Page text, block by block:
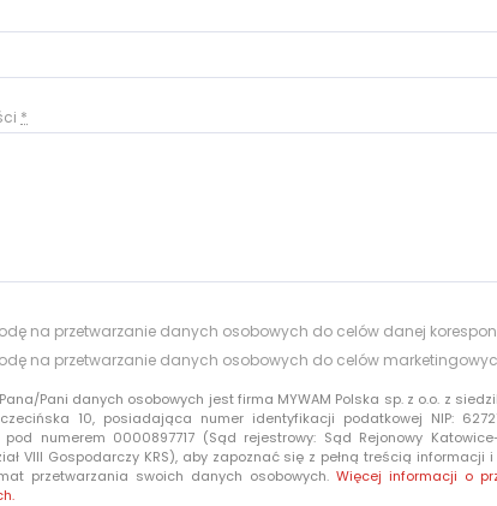
*
na przetwarzanie danych osobowych do celów danej
na przetwarzanie danych osobowych do celów
Pani danych osobowych jest firma MYWAM Polska sp. z o.o. z
10, posiadająca numer identyfikacji podatkowej NIP:
numerem 0000897717 (Sąd rejestrowy: Sąd Rejonowy
VIII Gospodarczy KRS), aby zapoznać się z pełną treścią informacji
przetwarzania swoich danych osobowych. Więcej informacji o